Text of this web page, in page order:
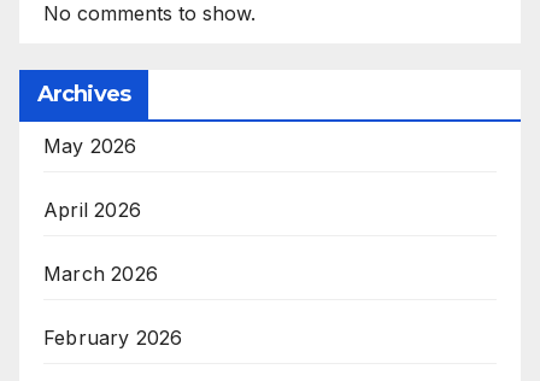
No comments to show.
Archives
May 2026
April 2026
March 2026
February 2026